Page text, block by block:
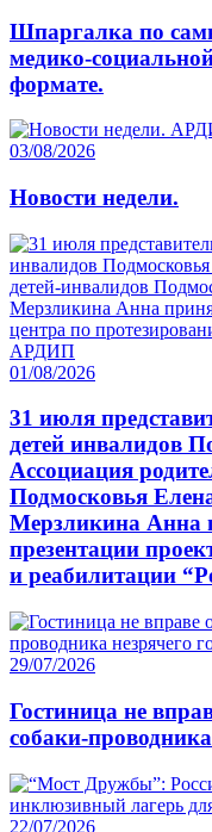
Шпаргалка по
медико-
формате.
03/08/2026
Новости недели.
01/08/2026
31 июля
детей инвалидов
Ассоциация
Подмосковья
Мерзликина Анна
презентации
и реабилитации
29/07/2026
Гостиница не
собаки-
22/07/2026